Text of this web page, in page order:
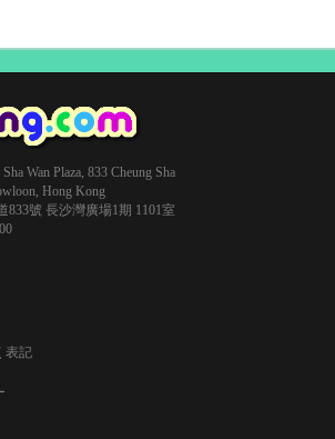
Wan Plaza, 833 Cheung Sha
Hong Kong
833號 長沙灣廣場1期 1101室
表記